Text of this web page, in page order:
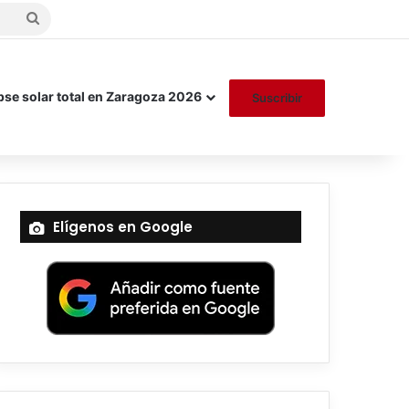
Buscar
solar total en Zaragoza 2026 Suscribir
Elígenos en Google